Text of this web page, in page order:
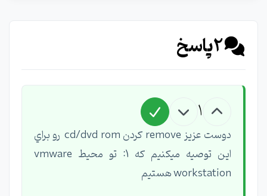
2پاسخ
1
دوست عزيز remove كردن cd/dvd rom رو براي
اين توصيه ميكنيم كه 1: تو محيط vmware
workstation هستيم